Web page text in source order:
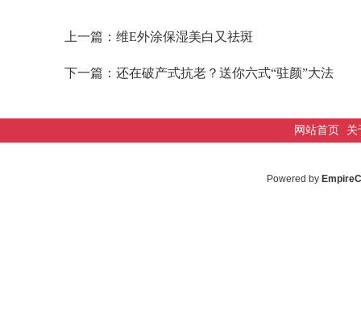
上一篇： 维E外涂保湿美白又祛斑
下一篇： 还在破产式抗老？送你六式“驻颜”大法
网站首页 关
Powered by